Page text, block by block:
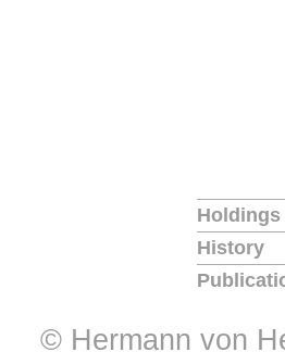
Holdings
History
© Hermann von